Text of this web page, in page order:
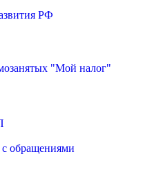
РФ
"Мой налог"
обращениями